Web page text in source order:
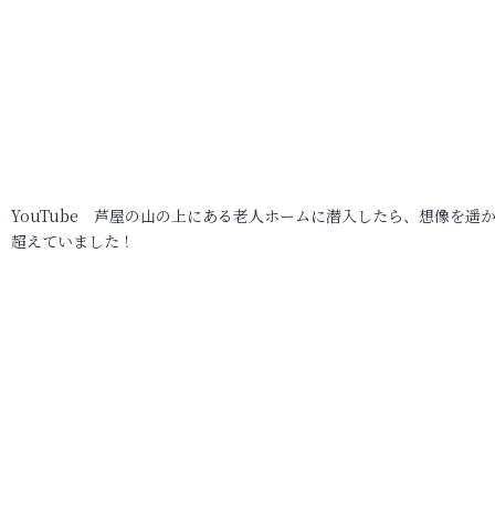
YouTube 芦屋の山の上にある老人ホームに潜入したら、想像を遥
超えていました！